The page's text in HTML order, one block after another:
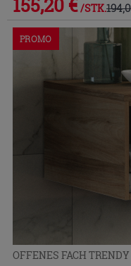
155,20 € /STK.
PROMO
OFFENES FACH